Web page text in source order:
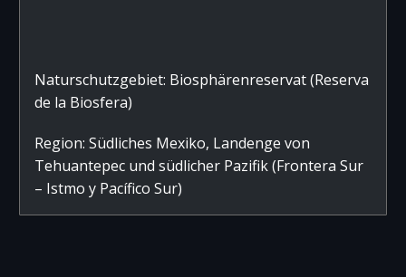
Naturschutzgebiet: Biosphärenreservat (Reserva
de la Biosfera)
Region: Südliches Mexiko, Landenge von
Tehuantepec und südlicher Pazifik (Frontera Sur
– Istmo y Pacífico Sur)